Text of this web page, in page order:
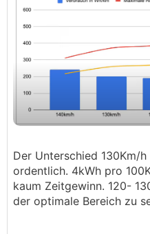
Der Unterschied 130Km/
ordentlich. 4kWh pro
kaum Zeitgewinn. 120-
der optimale Bereich zu